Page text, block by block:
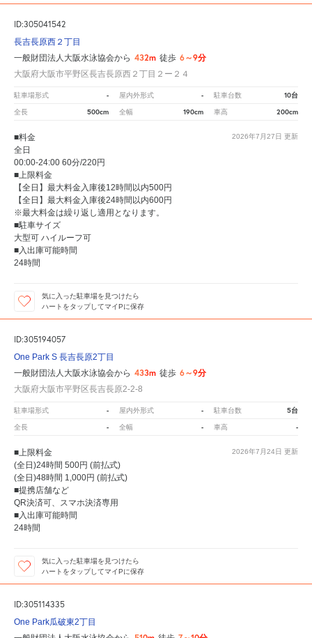
ID:305041542
長吉長原西２丁目
一般財団法人大阪水泳協会から 432m 徒歩 6～9分
大阪府大阪市平野区長吉長原西２丁目２ー２４
駐車場形式 - 屋内外形式 - 駐車台数 10台
全長 500cm 全幅 190cm 車高 200cm
2026年7月27日 更新
■料金
全日
00:00-24:00 60分/220円
■上限料金
【全日】最大料金入庫後12時間以内500円
【全日】最大料金入庫後24時間以内600円
※最大料金は繰り返し適用となります。
■駐車サイズ
大型可 ハイルーフ可
■入出庫可能時間
24時間
気に入った駐車場を見つけたら
ハートをタップしてマイPに保存
ID:305194057
One Park S 長吉長原2丁目
一般財団法人大阪水泳協会から 433m 徒歩 6～9分
大阪府大阪市平野区長吉長原2-2-8
駐車場形式 - 屋内外形式 - 駐車台数 5台
全長 - 全幅 - 車高 -
2026年7月24日 更新
■上限料金
(全日)24時間 500円 (前払式)
(全日)48時間 1,000円 (前払式)
■提携店舗など
QR決済可、スマホ決済専用
■入出庫可能時間
24時間
気に入った駐車場を見つけたら
ハートをタップしてマイPに保存
ID:305114335
One Park瓜破東2丁目